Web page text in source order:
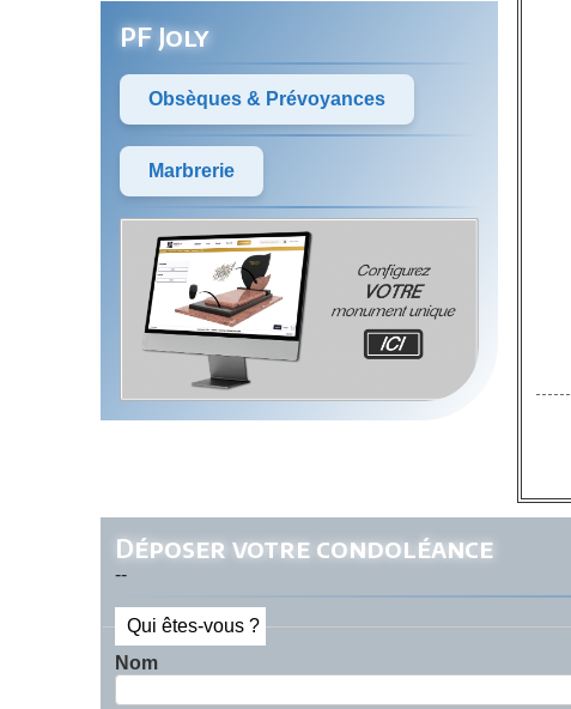
PF Joly
Obsèques & Prévoyances
Marbrerie
Déposer votre condoléance
--
Qui êtes-vous ?
Nom